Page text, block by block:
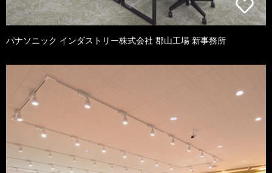
パナソニック インダストリー株式会社 郡山工場 新事務所